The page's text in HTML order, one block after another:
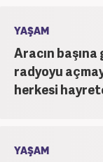
YAŞAM
Aracın
radyoyu
herkesi
YAŞAM